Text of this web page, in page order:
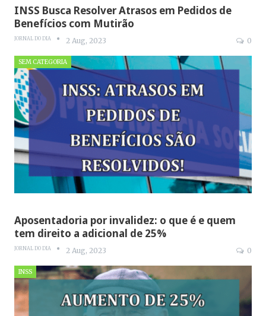
INSS Busca Resolver Atrasos em Pedidos de
Benefícios com Mutirão
JORNAL DO DIA 2 Aug, 2023 0
SEM CATEGORIA
Aposentadoria por invalidez: o que é e quem
tem direito a adicional de 25%
JORNAL DO DIA 2 Aug, 2023 0
INSS